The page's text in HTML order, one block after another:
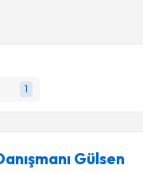
1
Gülsen